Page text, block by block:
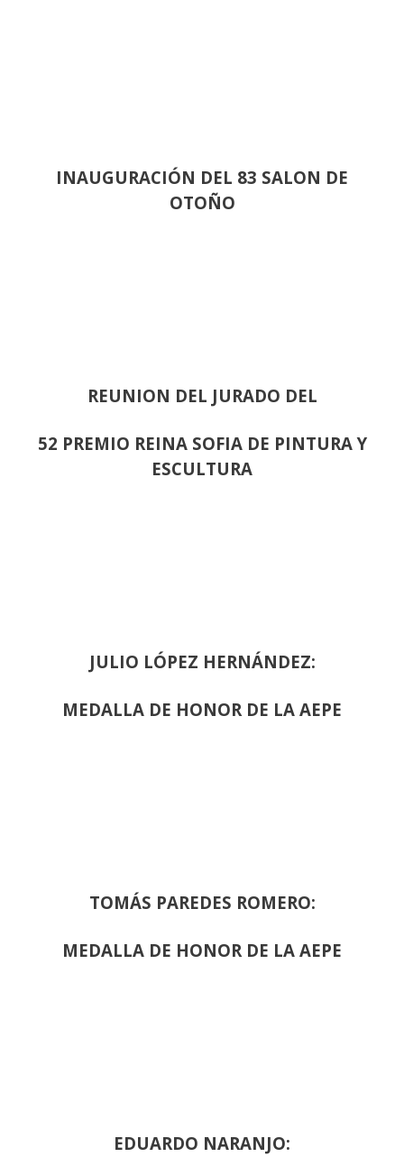
INAUGURACIÓN DEL 83 SALON DE
OTOÑO
REUNION DEL JURADO DEL
52 PREMIO REINA SOFIA DE PINTURA Y
ESCULTURA
JULIO LÓPEZ HERNÁNDEZ:
MEDALLA DE HONOR DE LA AEPE
TOMÁS PAREDES ROMERO:
MEDALLA DE HONOR DE LA AEPE
EDUARDO NARANJO: